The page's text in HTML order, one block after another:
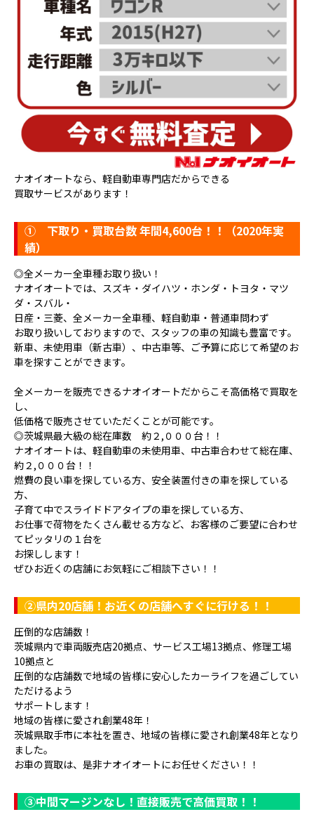
ナオイオートなら、軽自動車専門店だからできる
買取サービスがあります！
① 下取り・買取台数 年間4,600台！！（2020年実
績）
◎全メーカー全車種お取り扱い！
ナオイオートでは、スズキ・ダイハツ・ホンダ・トヨタ・マツ
ダ・スバル・
日産・三菱、全メーカー全車種、軽自動車・普通車問わず
お取り扱いしておりますので、スタッフの車の知識も豊富です。
新車、未使用車（新古車）、中古車等、ご予算に応じて希望のお
車を探すことができます。
全メーカーを販売できるナオイオートだからこそ高価格で買取を
し、
低価格で販売させていただくことが可能です。
◎茨城県最大級の総在庫数 約２,０００台！！
ナオイオートは、軽自動車の未使用車、中古車合わせて総在庫、
約２,０００台！！
燃費の良い車を探している方、安全装置付きの車を探している
方、
子育て中でスライドドアタイプの車を探している方、
お仕事で荷物をたくさん載せる方など、お客様のご要望に合わせ
てピッタリの１台を
お探しします！
ぜひお近くの店舗にお気軽にご相談下さい！！
②県内20店舗！お近くの店舗へすぐに行ける！！
圧倒的な店舗数！
茨城県内で車両販売店20拠点、サービス工場13拠点、修理工場
10拠点と
圧倒的な店舗数で地域の皆様に安心したカーライフを過ごしてい
ただけるよう
サポートします！
地域の皆様に愛され創業48年！
茨城県取手市に本社を置き、地域の皆様に愛され創業48年となり
ました。
お車の買取は、是非ナオイオートにお任せください！！
③中間マージンなし！直接販売で高価買取！！